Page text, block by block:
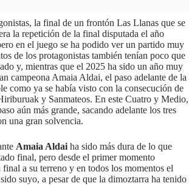
la final de un frontón Las Llanas que se
la repetición de la final disputada el año
en el juego se ha podido ver un partido muy
de los protagonistas también tenían poco que
y, mientras que el 2025 ha sido un año muy
campeona Amaia Aldai, el paso adelante de la
como ya se había visto con la consecución de
y Sanmateos. En este Cuatro y Medio,
aún más grande, sacando adelante los tres
una gran solvencia.
Amaia Aldai ha sido más dura de lo que
final, pero desde el primer momento
a su terreno y en todos los momentos el
suyo, a pesar de que la dimoztarra ha tenido